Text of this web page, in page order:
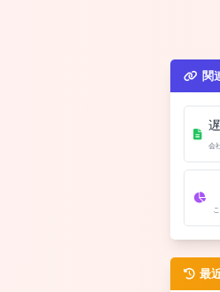
関
会
最